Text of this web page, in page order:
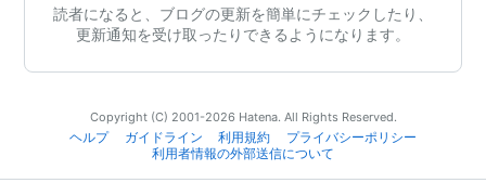
読者になると、ブログの更新を簡単にチェックしたり、
更新通知を受け取ったりできるようになります。
Copyright (C) 2001-2026 Hatena. All Rights Reserved.
ヘルプ
ガイドライン 利用規約
プライバシーポリシー
利用者情報の外部送信について